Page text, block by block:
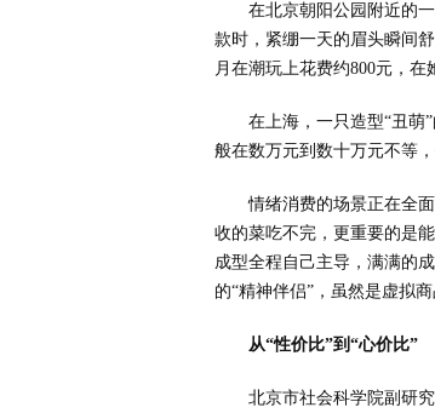
在北京朝阳公园附近的
款时，紧绷一天的眉头瞬间
月在潮玩上花费约800元，在
在上海，一只造型“丑萌
般在数万元到数十万元不等
情绪消费的场景正在全
收的菜吃不完，更重要的是
成型全程自己主导，满满的
的“精神伴侣”，虽然是虚拟
从“性价比”到“心价比”
北京市社会科学院副研